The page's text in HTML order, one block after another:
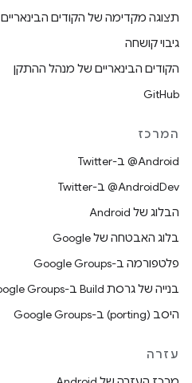
תצוגה מקדימה של הקודים הבינאריים
גיבוי קושחה
הקודים הבינאריים של מנהל ההתקן
GitHub
המרכז
‎@Android ב-Twitter
‎@AndroidDev ב-Twitter
הבלוג של Android
בלוג האבטחה של Google
פלטפורמה ב-Google Groups
בנייה של גרסת Build ב-Google Groups
היסב (porting) ב-Google Groups
עזרה